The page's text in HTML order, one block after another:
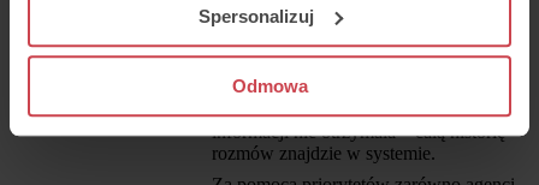
Spersonalizuj
Odmowa
zgłoszeń, więc praca się nie dubluje.
Przekazanie obowiązków, gdy idzie się
wystarczy przypisać inną osobę. Nowa
osoba nie musi się martwić, że jakichś
informacji nie otrzymała – całą historię
rozmów znajdzie w systemie.